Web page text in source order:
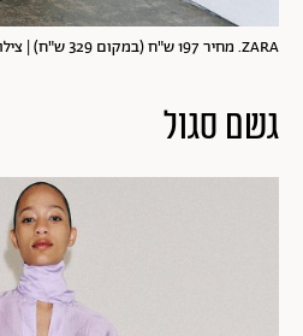
ZARA. מחיר 197 ש"ח (במקום 329 ש"ח) | צילום: יח"צ
גשם סגול